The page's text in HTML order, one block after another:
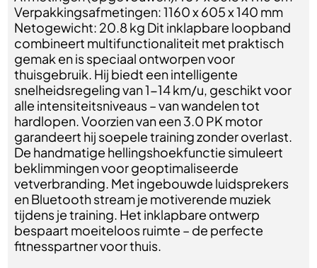
Verpakkingsafmetingen: 1160 x 605 x 140 mm
Netogewicht: 20.8 kg Dit inklapbare loopband
combineert multifunctionaliteit met praktisch
gemak en is speciaal ontworpen voor
thuisgebruik. Hij biedt een intelligente
snelheidsregeling van 1-14 km/u, geschikt voor
alle intensiteitsniveaus – van wandelen tot
hardlopen. Voorzien van een 3.0 PK motor
garandeert hij soepele training zonder overlast.
De handmatige hellingshoekfunctie simuleert
beklimmingen voor geoptimaliseerde
vetverbranding. Met ingebouwde luidsprekers
en Bluetooth stream je motiverende muziek
tijdens je training. Het inklapbare ontwerp
bespaart moeiteloos ruimte – de perfecte
fitnesspartner voor thuis.